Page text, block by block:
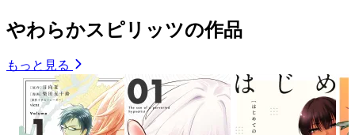
やわらかスピリッツの作品
もっと見る